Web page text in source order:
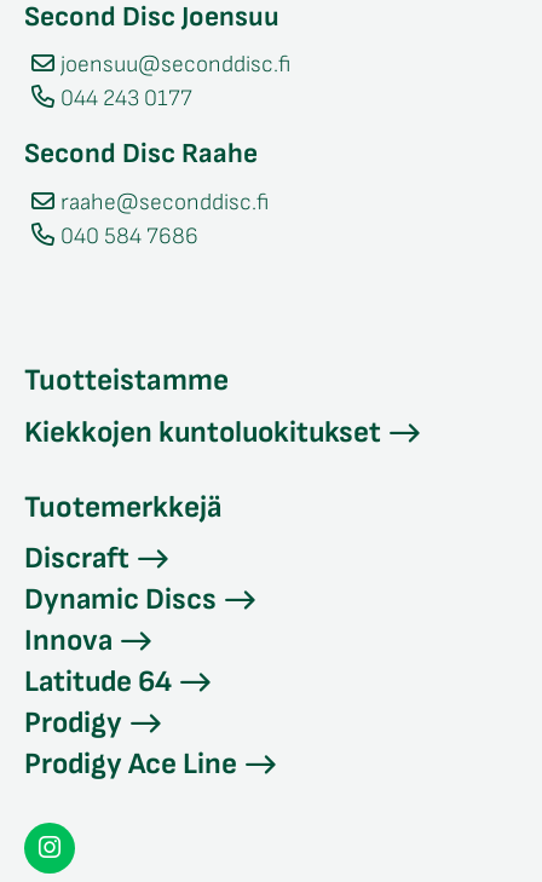
Second Disc Joensuu
joensuu@seconddisc.fi
044 243 0177
Second Disc Raahe
raahe@seconddisc.fi
040 584 7686
Tuotteistamme
Kiekkojen kuntoluokitukset
Tuotemerkkejä
Discraft
Dynamic Discs
Innova
Latitude 64
Prodigy
Prodigy Ace Line
Seconddisc